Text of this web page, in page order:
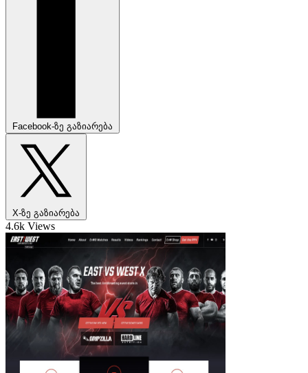
Facebook-ზე გაზიარება
X-ზე გაზიარება
4.6k Views